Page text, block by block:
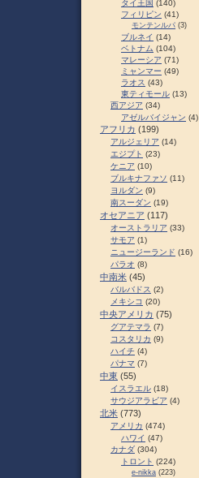
タイ王国 (140)
フィリピン (41)
モンテンルパ (3)
ブルネイ (14)
ベトナム (104)
マレーシア (71)
ミャンマー (49)
ラオス (43)
東ティモール (13)
西アジア (34)
アゼルバイジャン (4)
アフリカ (199)
アルジェリア (14)
エジプト (23)
ケニア (10)
ブルキナファソ (11)
ヨルダン (9)
南スーダン (19)
オセアニア (117)
オーストラリア (33)
サモア (1)
ニュージーランド (16)
パラオ (8)
中南米 (45)
バルバドス (2)
メキシコ (20)
中央アメリカ (75)
グアテマラ (7)
コスタリカ (9)
ハイチ (4)
パナマ (7)
中東 (55)
イスラエル (18)
サウジアラビア (4)
北米 (773)
アメリカ (474)
ハワイ (47)
カナダ (304)
トロント (224)
e-nikka (223)